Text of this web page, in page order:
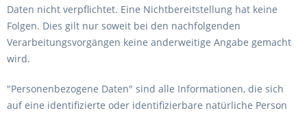
Daten nicht verpflichtet. Eine Nichtbereitstellung hat keine
Folgen. Dies gilt nur soweit bei den nachfolgenden
Verarbeitungsvorgängen keine anderweitige Angabe gemacht
wird.
"Personenbezogene Daten" sind alle Informationen, die sich
auf eine identifizierte oder identifizierbare natürliche Person